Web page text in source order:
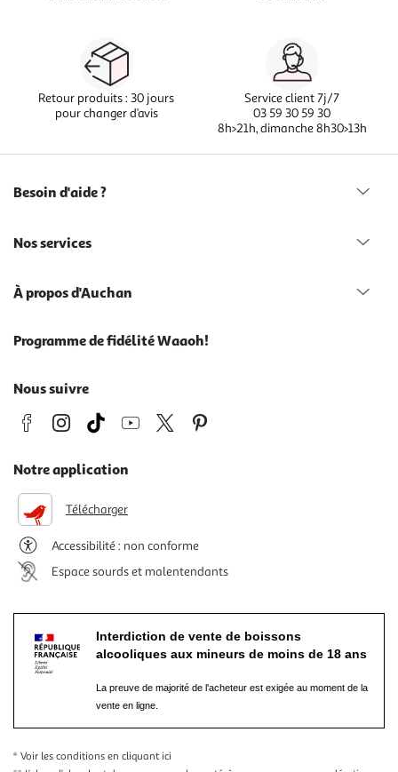
Retour produits : 30 jours
pour changer d’avis
Service client 7j/7
03 59 30 59 30
8h>21h, dimanche 8h30>13h
Besoin d'aide ?
Nos services
À propos d'Auchan
Programme de fidélité Waaoh!
Nous suivre
Notre application
Télécharger
Accessibilité : non conforme
Espace sourds et malentendants
Interdiction de vente de boissons
alcooliques aux mineurs de moins de 18 ans
La preuve de majorité de l'acheteur est exigée au moment de la
vente en ligne.
* Voir les conditions en cliquant ici